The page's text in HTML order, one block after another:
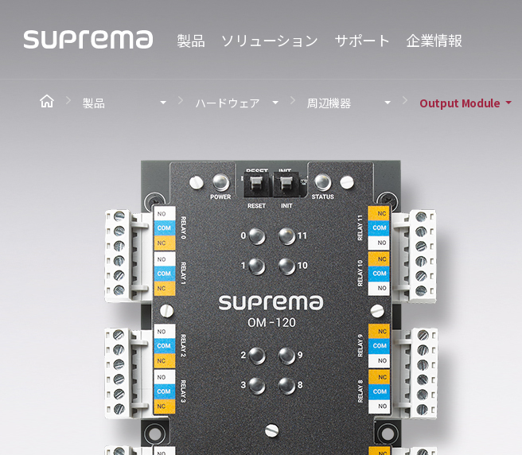
製品 ソリューション サポート 企業情報
製品 ハードウェア 周辺機器 Output Module